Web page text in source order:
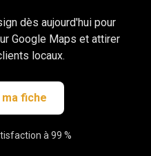
dès aujourd'hui pour
Google Maps et attirer
locaux.
fiche
à 99 %